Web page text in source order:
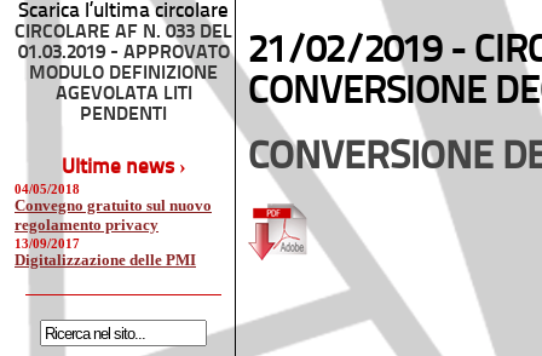
Scarica l’ultima circolare
CIRCOLARE AF N. 033 DEL
01.03.2019 - APPROVATO
MODULO DEFINIZIONE
AGEVOLATA LITI
PENDENTI
Ultime news ›
04/05/2018
Convegno gratuito sul nuovo
regolamento privacy
13/09/2017
Digitalizzazione delle PMI
21/02/2019 -
CONVERSIONE
CONVERSIONE